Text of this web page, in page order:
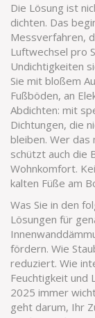
Die Lösung ist
dichten. Das
Messverfahren,
Luftwechsel pro
Undichtigkeiten
Sie mit bloßem
Fußböden, an
Abdichten: mit
Dichtungen, die
bleiben. Wer
schützt auch die
Wohnkomfort.
kalten Füße am
Was Sie in den
Lösungen für
fördern. Wie
reduziert. Wie
Feuchtigkeit und
2025 immer
geht darum, Ihr